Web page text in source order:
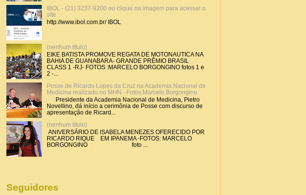
IBOL - (21) 3237-9200 ou clique na imagem para acessar o
site
http://www.ibol.com.br/ IBOL
(nenhum título)
EIKE BATISTA PROMOVE REGATA DE MOTONAUTICA NA
BAHIA DE GUANABARA- GRANDE PRÊMIO BRASIL
CLASS 1 -RJ- FOTOS :MARCELO BORGONGINO fotos 1 e
2 -...
Posse de Ricardo Lopes da Cruz na Academia Nacional de
Medicina realizado no MHN - Fotos:Marcelo Borgongino
Presidente da Academia Nacional de Medicina, Pietro
Novellino, dá início a cerimônia de Posse com discurso de
apresentação de Ricard...
(nenhum título)
ANIVERSÁRIO DE ISABELA MENEZES OFERECIDO POR
RICARDO RIQUE EM IPANEMA -FOTOS: MARCELO
BORGONGINO foto ...
Seguidores